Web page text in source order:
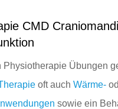
CMD
Physiotherapie Übungen
oft auch Wärme-
sowie ein